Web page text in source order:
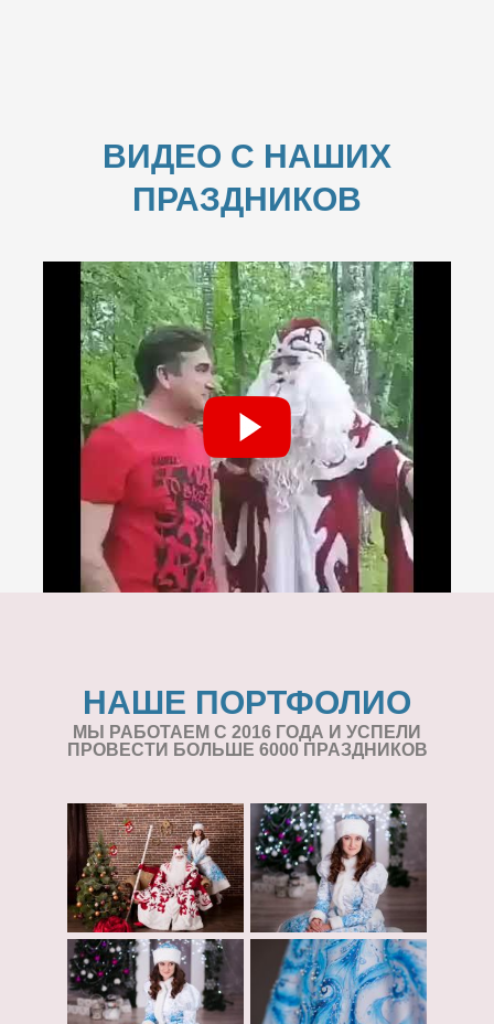
ВИДЕО С НАШИХ
ПРАЗДНИКОВ
НАШЕ ПОРТФОЛИО
МЫ РАБОТАЕМ С 2016 ГОДА И УСПЕЛИ
ПРОВЕСТИ БОЛЬШЕ 6000 ПРАЗДНИКОВ